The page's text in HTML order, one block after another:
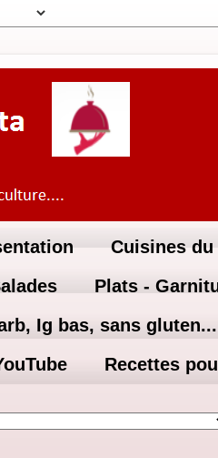
Cuisines du
Plats -
Ig bas, sans gluten...
Recettes